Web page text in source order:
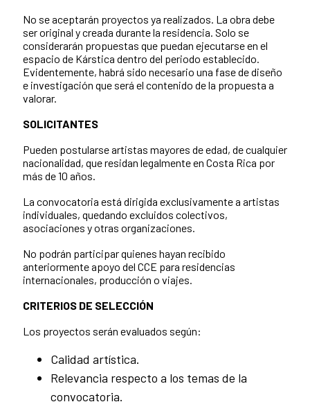
No se aceptarán proyectos ya realizados. La obra debe
ser original y creada durante la residencia. Solo se
considerarán propuestas que puedan ejecutarse en el
espacio de Kárstica dentro del periodo establecido.
Evidentemente, habrá sido necesario una fase de diseño
e investigación que será el contenido de la propuesta a
valorar.
SOLICITANTES
Pueden postularse artistas mayores de edad, de cualquier
nacionalidad, que residan legalmente en Costa Rica por
más de 10 años.
La convocatoria está dirigida exclusivamente a artistas
individuales, quedando excluidos colectivos,
asociaciones y otras organizaciones.
No podrán participar quienes hayan recibido
anteriormente apoyo del CCE para residencias
internacionales, producción o viajes.
CRITERIOS DE SELECCIÓN
Los proyectos serán evaluados según:
Calidad artística.
Relevancia respecto a los temas de la
convocatoria.